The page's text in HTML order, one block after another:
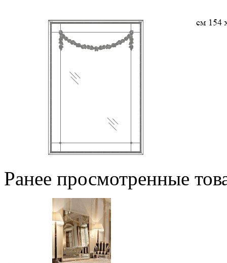
Ранее просмотренные